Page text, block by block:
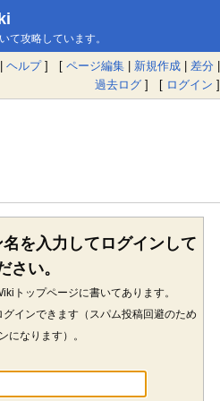
て攻略しています。
| ヘルプ] [ ページ編集 | 新規作成 | 差分 |
過去ログ ] [ ログイン ]
を入力してログインして
さい。
トップページに書いてあります。
インできます（スパム投稿回避のため
になります）。